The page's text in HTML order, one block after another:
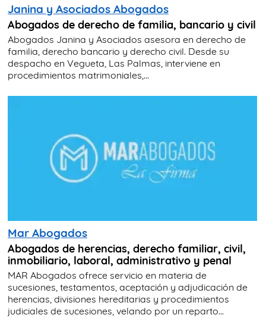
Janina y Asociados Abogados
Abogados de derecho de familia, bancario y civil
Abogados Janina y Asociados asesora en derecho de
familia, derecho bancario y derecho civil. Desde su
despacho en Vegueta, Las Palmas, interviene en
procedimientos matrimoniales,...
Mar Abogados
Abogados de herencias, derecho familiar, civil,
inmobiliario, laboral, administrativo y penal
MAR Abogados ofrece servicio en materia de
sucesiones, testamentos, aceptación y adjudicación de
herencias, divisiones hereditarias y procedimientos
judiciales de sucesiones, velando por un reparto...